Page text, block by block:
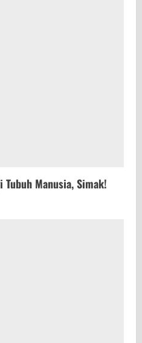
Manusia, Simak!